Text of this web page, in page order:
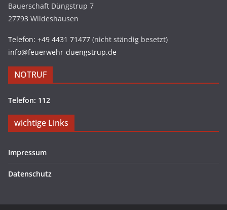
Bauerschaft Düngstrup 7
27793 Wildeshausen
Telefon: +49 4431 71477 (nicht ständig besetzt)
info@feuerwehr-duengstrup.de
NOTRUF
Telefon: 112
wichtige Links
Impressum
Datenschutz